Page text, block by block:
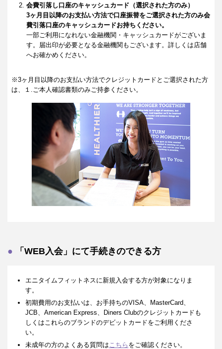
会費引落し口座のキャッシュカード（選択された方のみ）
3ヶ月目以降のお支払い方法で口座振替をご選択された方のみ会
費引落口座のキャッシュカードお持ちください。
一部ご利用になれない金融機関・キャッシュカードがございま
す。届出印が必要となる金融機関もございます。詳しくは店舗
へお確かめください。
※3ヶ月目以降のお支払い方法でクレジットカードとご選択された方
は、１.ご本人確認書類のみご持参ください。
「WEB入会」にて手続きのできる方
エニタイムフィットネスに新規入会する方が対象になりま
す。
初期費用のお支払いは、お手持ちのVISA、MasterCard、
JCB、American Express、Diners Clubのクレジットカードも
しくはこれらのブランドのデビットカードをご利用くださ
い。
未成年の方のよくある質問はこちら をご確認ください。